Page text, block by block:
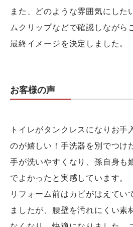
また、どのような雰囲気にした
ムクリップなどで確認しながら
最終イメージを決定しました。
お客様の声
トイレがタンクレスになりお手
のが嬉しい！手洗器を別でつけ
手が洗いやすくなり、孫自身も
でよかったと実感しています。
リフォーム前はカビがはえてい
ましたが、腰壁を汚れにくい素